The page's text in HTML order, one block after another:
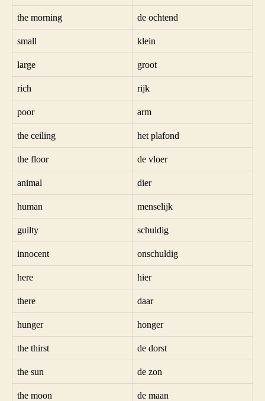
the morning de ochtend
small klein
large groot
rich rijk
poor arm
the ceiling het plafond
the floor de vloer
animal dier
human menselijk
guilty schuldig
innocent onschuldig
here hier
there daar
hunger honger
the thirst de dorst
the sun de zon
the moon de maan